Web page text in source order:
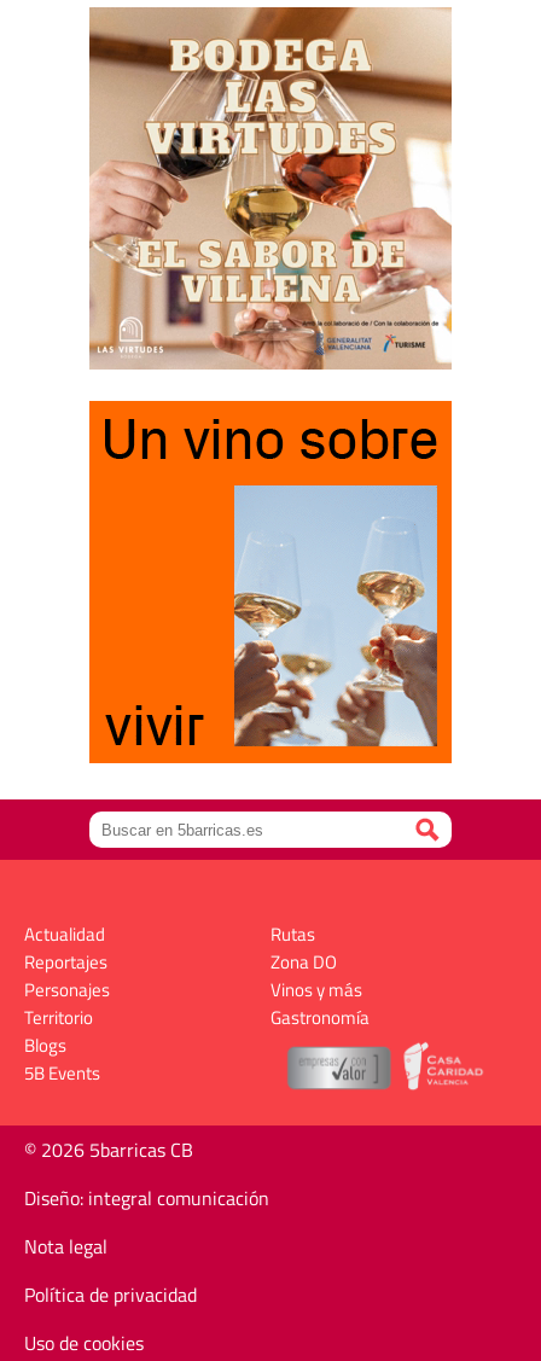
Actualidad
Reportajes
Personajes
Territorio
Rutas
Zona DO
Vinos y más
Gastronomía
Blogs
5B Events
© 2026 5barricas CB
Diseño: integral comunicación
Nota legal
Política de privacidad
Uso de cookies